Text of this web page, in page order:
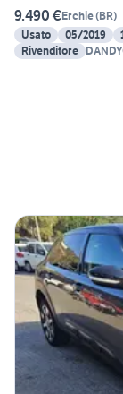
9.490 €Erchie(BR)
Usato
05/2019
Rivenditore